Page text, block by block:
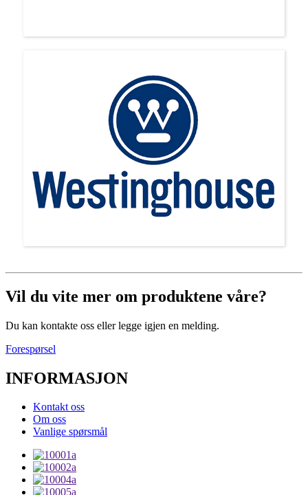
Vil du vite mer om produktene våre?
Du kan kontakte oss eller legge igjen en melding.
Forespørsel
INFORMASJON
Kontakt oss
Om oss
Vanlige spørsmål